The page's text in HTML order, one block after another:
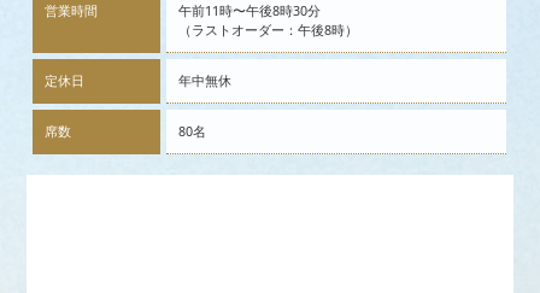
営業時間
午前11時〜午後8時30分
（ラストオーダー：午後8時）
定休日 年中無休
席数 80名